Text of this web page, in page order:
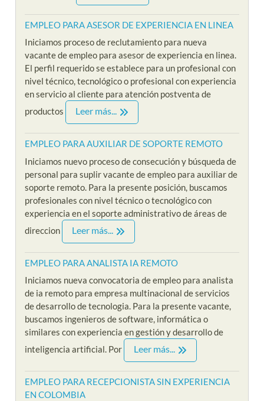
EMPLEO PARA ASESOR DE EXPERIENCIA EN LINEA
Iniciamos proceso de reclutamiento para nueva
vacante de empleo para asesor de experiencia en linea.
El perfil requerido se establece para un profesional con
nivel técnico, tecnológico o profesional con experiencia
en servicio al cliente para atención postventa de
productos
Leer más...
EMPLEO PARA AUXILIAR DE SOPORTE REMOTO
Iniciamos nuevo proceso de consecución y búsqueda de
personal para suplir vacante de empleo para auxiliar de
soporte remoto. Para la presente posición, buscamos
profesionales con nivel técnico o tecnológico con
experiencia en el soporte administrativo de áreas de
direccion
Leer más...
EMPLEO PARA ANALISTA IA REMOTO
Iniciamos nueva convocatoria de empleo para analista
de ia remoto para empresa multinacional de servicios
de desarrollo de tecnologia. Para la presente vacante,
buscamos ingenieros de software, informática o
similares con experiencia en gestión y desarrollo de
inteligencia artificial. Por
Leer más...
EMPLEO PARA RECEPCIONISTA SIN EXPERIENCIA
EN COLOMBIA